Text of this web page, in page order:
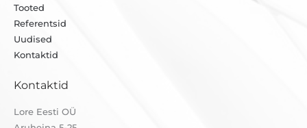
Tooted
Referentsid
Uudised
Kontaktid
Kontaktid
Lore Eesti OÜ